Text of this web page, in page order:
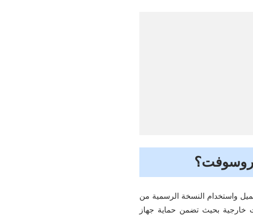
أي شيء سوف نوضح كيفية تنزيل فيس بوك للكمبيوتر ويندوز 7/10/11. تحميل واستخدام النسخة الرسمية من
خارجية بحيث تضمن حماية جهاز